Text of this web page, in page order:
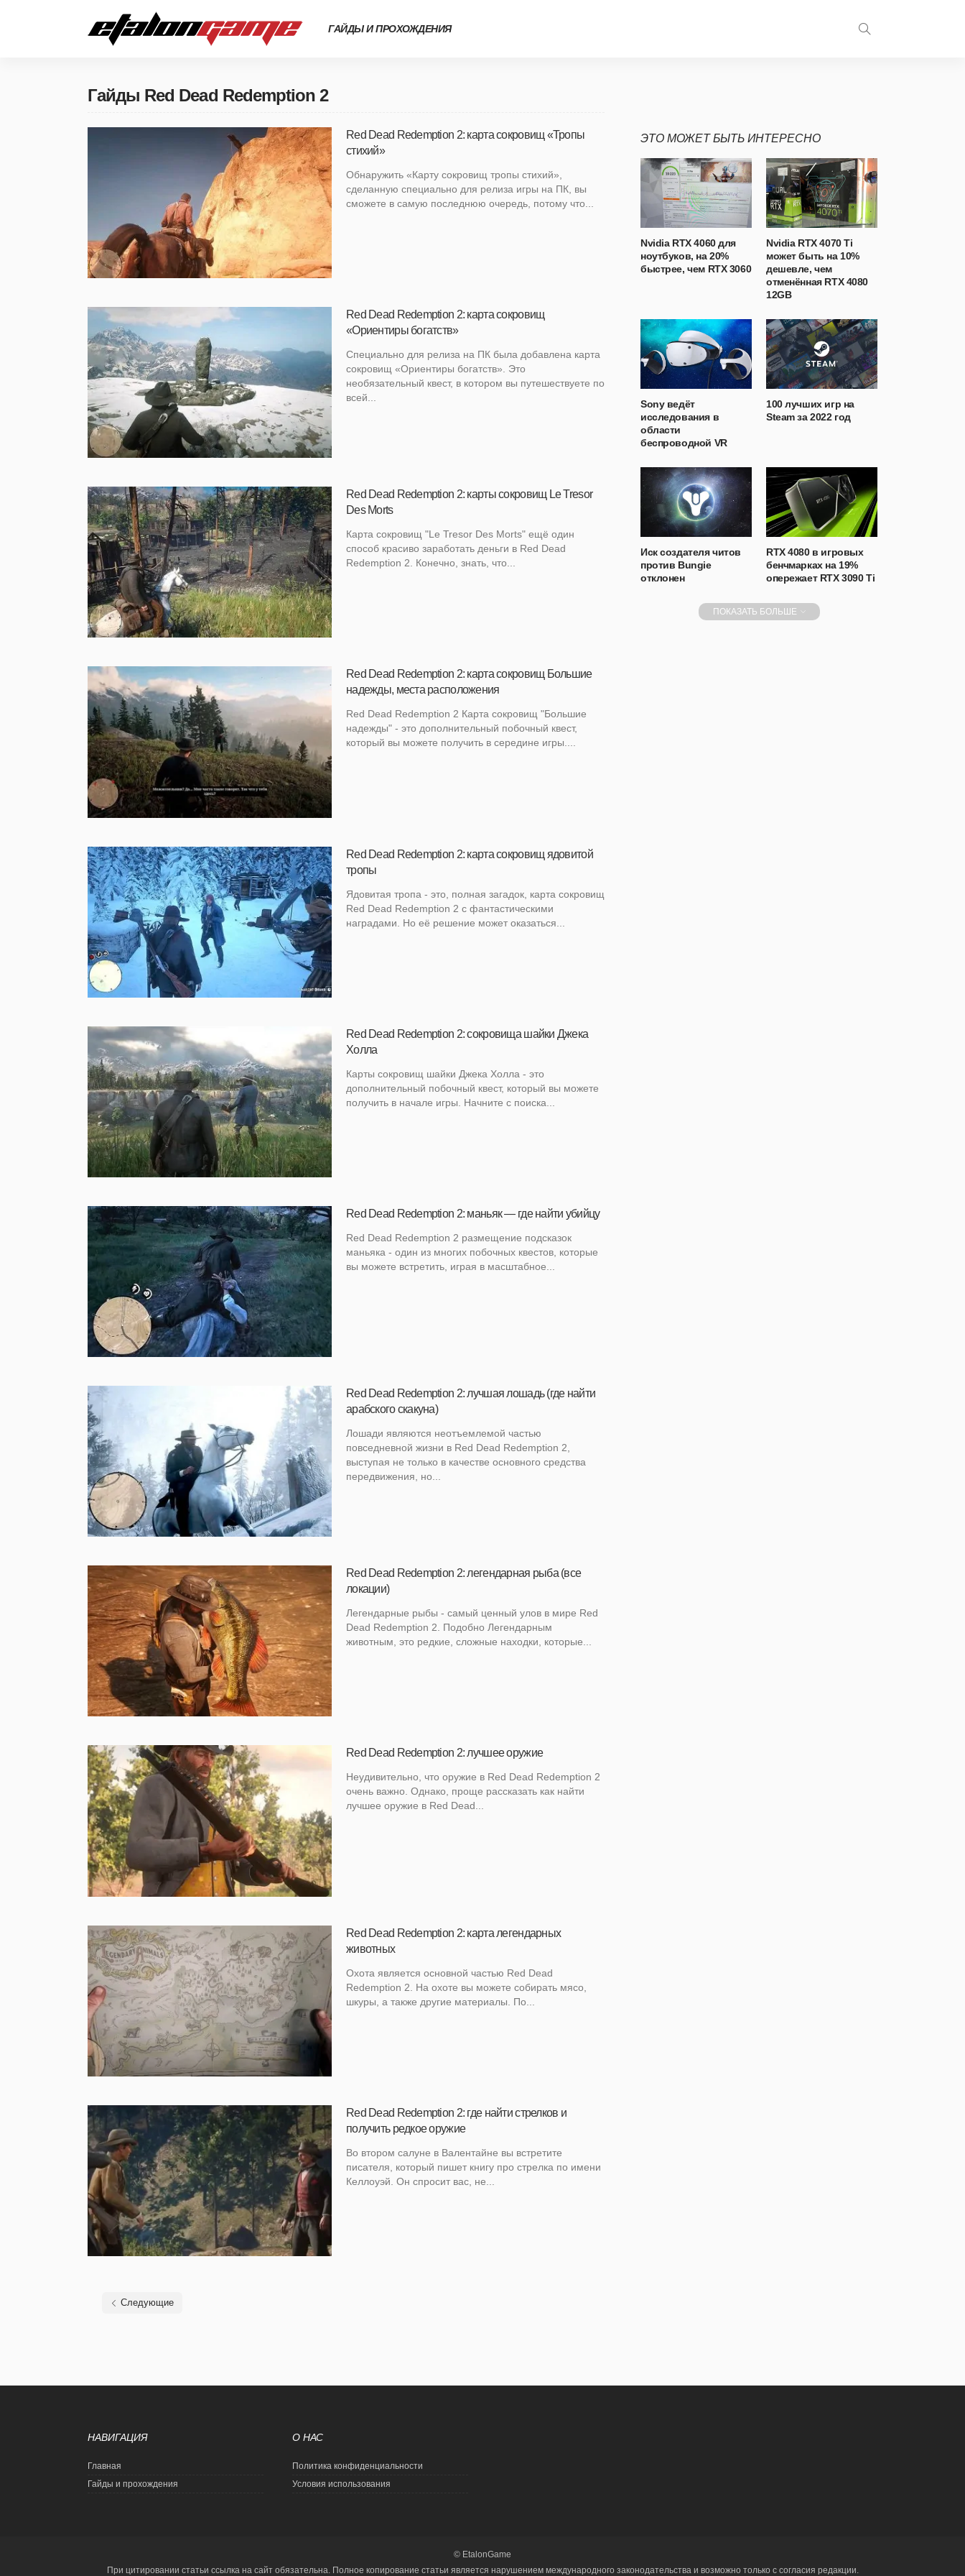
ГАЙДЫ И ПРОХОЖДЕНИЯ
Гайды Red Dead Redemption 2
Red Dead Redemption 2: карта сокровищ «Тропы
стихий»
Обнаружить «Карту сокровищ тропы стихий»,
сделанную специально для релиза игры на ПК, вы
сможете в самую последнюю очередь, потому что...
Red Dead Redemption 2: карта сокровищ
«Ориентиры богатств»
Специально для релиза на ПК была добавлена карта
сокровищ «Ориентиры богатств». Это
необязательный квест, в котором вы путешествуете по
всей...
Red Dead Redemption 2: карты сокровищ Le Tresor
Des Morts
Карта сокровищ "Le Tresor Des Morts" ещё один
способ красиво заработать деньги в Red Dead
Redemption 2. Конечно, знать, что...
Red Dead Redemption 2: карта сокровищ Большие
надежды, места расположения
Red Dead Redemption 2 Карта сокровищ "Большие
надежды" - это дополнительный побочный квест,
который вы можете получить в середине игры....
Red Dead Redemption 2: карта сокровищ ядовитой
тропы
Ядовитая тропа - это, полная загадок, карта сокровищ
Red Dead Redemption 2 с фантастическими
наградами. Но её решение может оказаться...
Red Dead Redemption 2: сокровища шайки Джека
Холла
Карты сокровищ шайки Джека Холла - это
дополнительный побочный квест, который вы можете
получить в начале игры. Начните с поиска...
Red Dead Redemption 2: маньяк — где найти убийцу
Red Dead Redemption 2 размещение подсказок
маньяка - один из многих побочных квестов, которые
вы можете встретить, играя в масштабное...
Red Dead Redemption 2: лучшая лошадь (где найти
арабского скакуна)
Лошади являются неотъемлемой частью
повседневной жизни в Red Dead Redemption 2,
выступая не только в качестве основного средства
передвижения, но...
Red Dead Redemption 2: легендарная рыба (все
локации)
Легендарные рыбы - самый ценный улов в мире Red
Dead Redemption 2. Подобно Легендарным
животным, это редкие, сложные находки, которые...
Red Dead Redemption 2: лучшее оружие
Неудивительно, что оружие в Red Dead Redemption 2
очень важно. Однако, проще рассказать как найти
лучшее оружие в Red Dead...
Red Dead Redemption 2: карта легендарных
животных
Охота является основной частью Red Dead
Redemption 2. На охоте вы можете собирать мясо,
шкуры, а также другие материалы. По...
Red Dead Redemption 2: где найти стрелков и
получить редкое оружие
Во втором салуне в Валентайне вы встретите
писателя, который пишет книгу про стрелка по имени
Келлоуэй. Он спросит вас, не...
Следующие
ЭТО МОЖЕТ БЫТЬ ИНТЕРЕСНО
Nvidia RTX 4060 для
ноутбуков, на 20%
быстрее, чем RTX 3060
Nvidia RTX 4070 Ti
может быть на 10%
дешевле, чем
отменённая RTX 4080
12GB
Sony ведёт
исследования в
области
беспроводной VR
100 лучших игр на
Steam за 2022 год
Иск создателя читов
против Bungie
отклонен
RTX 4080 в игровых
бенчмарках на 19%
опережает RTX 3090 Ti
ПОКАЗАТЬ БОЛЬШЕ
НАВИГАЦИЯ
Главная
Гайды и прохождения
О НАС
Политика конфиденциальности
Условия использования
© EtalonGame
При цитировании статьи ссылка на сайт обязательна. Полное копирование статьи является нарушением международного законодательства и возможно только с согласия редакции.